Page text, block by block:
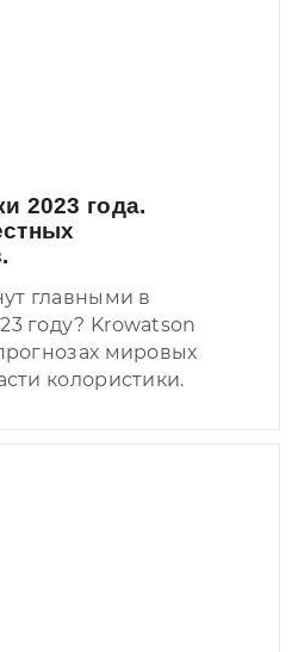
2023 года.
главными в
году? Krowatson
мировых
колористики.